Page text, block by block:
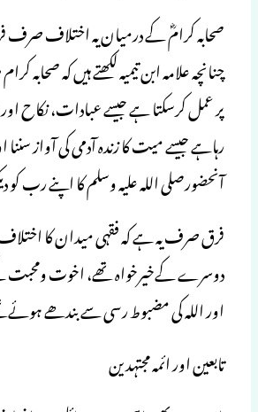
صحابہ کرامؓ کے درمیان یہ اختلاف صرف
چنانچہ علامہ ابن تیمیہ لکھتے ہیں کہ
پر عمل کرسکتا ہے جیسے عبادات،
رہاہے جیسے میت کا زندہ آدمی کی آواز
آنحضورصلی اللہ علیہ وسلم کا اپنے رب کو دیکھنا
فرق صرف یہ ہے کہ فقہی میدان کا
دوسرے کےخیرخواہ تھے، اخوت
اور اللہ کی مضبوط رسی سے بندھے
تابعین اور ائمہ مجتہدین